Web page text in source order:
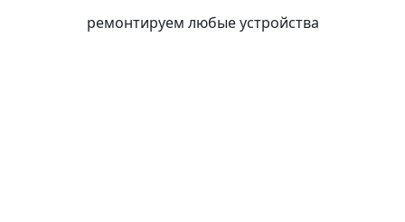
ремонтируем любые устройства